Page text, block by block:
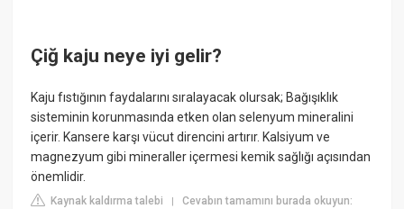
Çiğ kaju neye iyi gelir?
Kaju fıstığının faydalarını sıralayacak olursak; Bağışıklık
sisteminin korunmasında etken olan selenyum mineralini
içerir. Kansere karşı vücut direncini artırır. Kalsiyum ve
magnezyum gibi mineraller içermesi kemik sağlığı açısından
önemlidir.
Kaynak kaldırma talebi |Cevabın tamamını burada okuyun: